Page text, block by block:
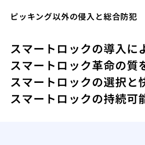
ピッキング以外の侵入と総合防犯
スマートロックの導入に
スマートロック革命の質
スマートロックの選択と
スマートロックの持続可